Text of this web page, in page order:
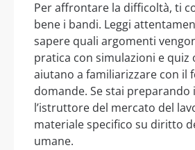
Per affrontare la difficoltà, ti
bene i bandi. Leggi
sapere quali argomenti
pratica con simulazioni e quiz
aiutano a familiarizzare con il
domande. Se stai
l’istruttore del mercato del
materiale specifico su diritto
umane.